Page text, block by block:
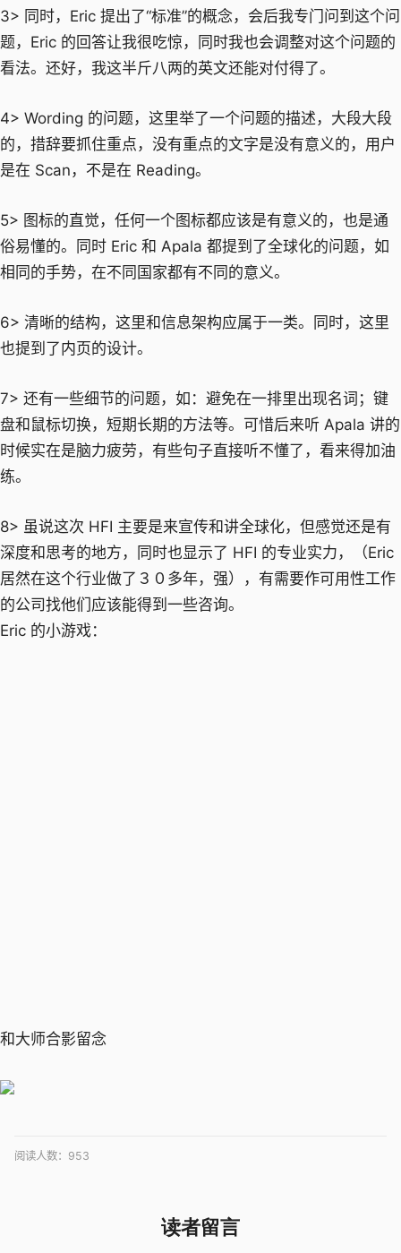
3> 同时，Eric 提出了“标准”的概念，会后我专门问到这个问
题，Eric 的回答让我很吃惊，同时我也会调整对这个问题的
看法。还好，我这半斤八两的英文还能对付得了。
4> Wording 的问题，这里举了一个问题的描述，大段大段
的，措辞要抓住重点，没有重点的文字是没有意义的，用户
是在 Scan，不是在 Reading。
5> 图标的直觉，任何一个图标都应该是有意义的，也是通
俗易懂的。同时 Eric 和 Apala 都提到了全球化的问题，如
相同的手势，在不同国家都有不同的意义。
6> 清晰的结构，这里和信息架构应属于一类。同时，这里
也提到了内页的设计。
7> 还有一些细节的问题，如：避免在一排里出现名词；键
盘和鼠标切换，短期长期的方法等。可惜后来听 Apala 讲的
时候实在是脑力疲劳，有些句子直接听不懂了，看来得加油
练。
8> 虽说这次 HFI 主要是来宣传和讲全球化，但感觉还是有
深度和思考的地方，同时也显示了 HFI 的专业实力，（Eric
居然在这个行业做了３０多年，强），有需要作可用性工作
的公司找他们应该能得到一些咨询。
Eric 的小游戏：
和大师合影留念
阅读人数： 953